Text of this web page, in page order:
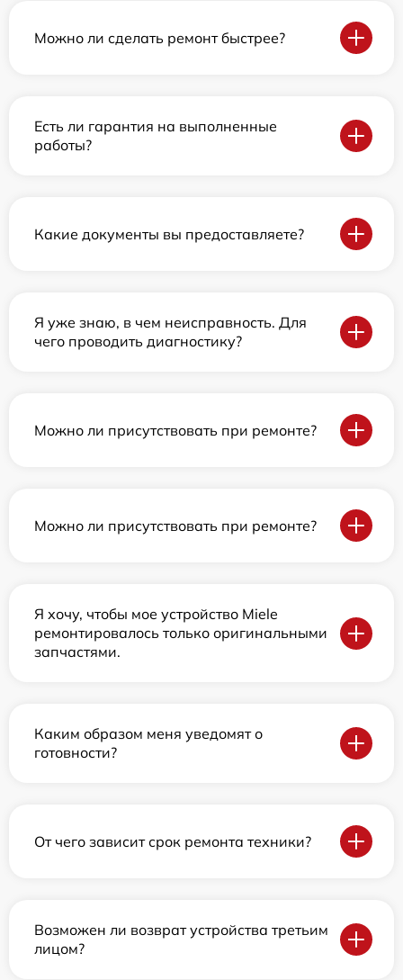
Можно ли сделать ремонт быстрее?
Есть ли гарантия на выполненные
работы?
Какие документы вы предоставляете?
Я уже знаю, в чем неисправность. Для
чего проводить диагностику?
Можно ли присутствовать при ремонте?
Можно ли присутствовать при ремонте?
Я хочу, чтобы мое устройство Miele
ремонтировалось только оригинальными
запчастями.
Каким образом меня уведомят о
готовности?
От чего зависит срок ремонта техники?
Возможен ли возврат устройства третьим
лицом?